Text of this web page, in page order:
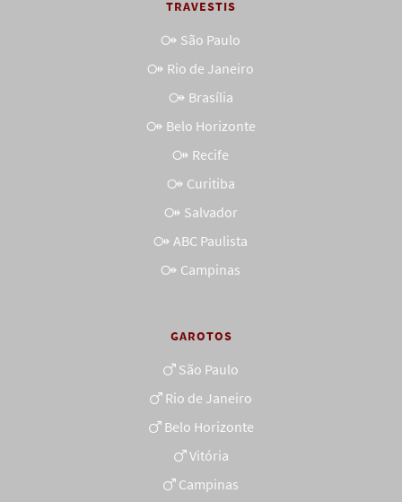
TRAVESTIS
São Paulo
Rio de Janeiro
Brasília
Belo Horizonte
Recife
Curitiba
Salvador
ABC Paulista
Campinas
GAROTOS
São Paulo
Rio de Janeiro
Belo Horizonte
Vitória
Campinas